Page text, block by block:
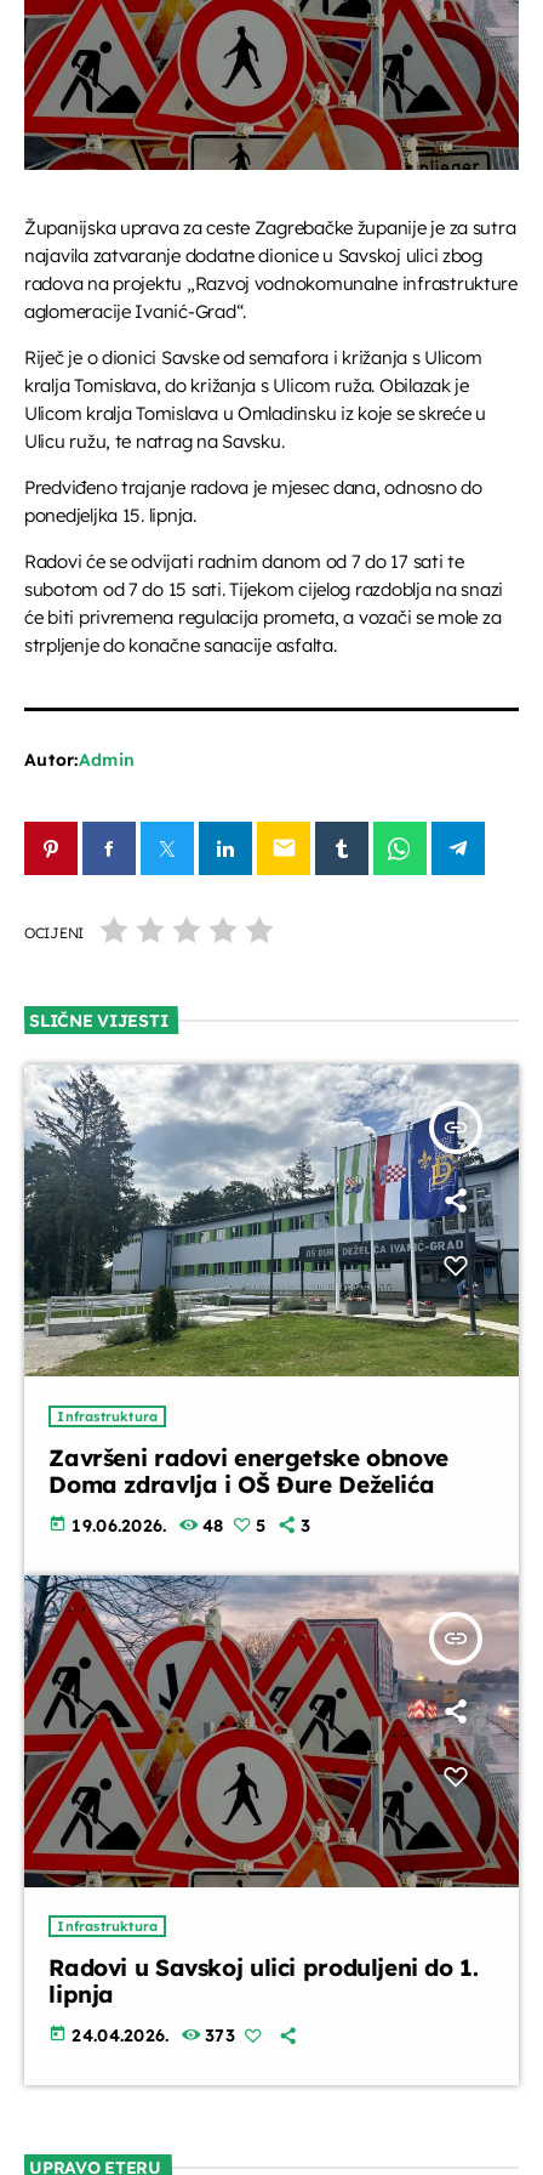
UPRAVO ETERU
Glazba
Za srce i dušu
20:50 - 22:45 more_vert
Za srce i dušu
Emisija koja spaja ljude i emocije. 'Za srce i dušu' donosi
tople ljudske priče, glazbene želje, poruke slušatelja i
razgovore koji diraju. Kontakt-emisija u kojoj je srce
uvijek na prvom mjestu.
close
DANAS NA PROGRAMU
Kronika dana
22:45 - 22:50
Za srce i dušu
22:50 - 00:00
Glazbeni blok
07:35 - 08:00
Županijska uprava za ceste Zagrebačke županije je za sutra
najavila zatvaranje dodatne dionice u Savskoj ulici zbog
radova na projektu „Razvoj vodnokomunalne infrastrukture
aglomeracije Ivanić-Grad“.
Riječ je o dionici Savske od semafora i križanja s Ulicom
kralja Tomislava, do križanja s Ulicom ruža. Obilazak je
Ulicom kralja Tomislava u Omladinsku iz koje se skreće u
Ulicu ružu, te natrag na Savsku.
Predviđeno trajanje radova je mjesec dana, odnosno do
ponedjeljka 15. lipnja.
Radovi će se odvijati radnim danom od 7 do 17 sati te
subotom od 7 do 15 sati. Tijekom cijelog razdoblja na snazi
će biti privremena regulacija prometa, a vozači se mole za
strpljenje do konačne sanacije asfalta.
Autor:Admin
email
OCIJENI
SLIČNE VIJESTI
insert_link
Infrastruktura
Završeni radovi energetske obnove
Doma zdravlja i OŠ Đure Deželića
today 19.06.2026. 48 5 3
insert_link
Infrastruktura
Radovi u Savskoj ulici produljeni do 1.
lipnja
today 24.04.2026. 373
UPRAVO ETERU